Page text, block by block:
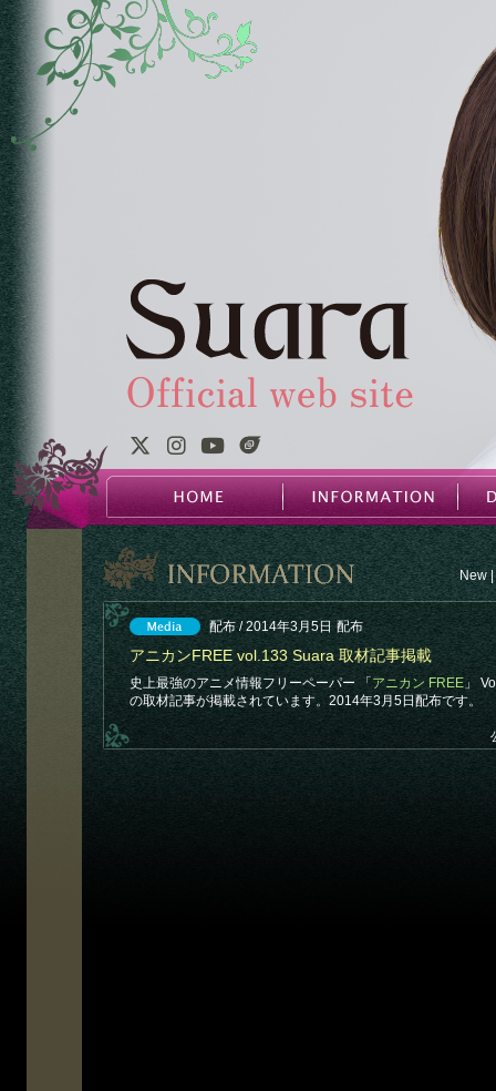
New |
配布 / 2014年3月5日 配布
アニカンFREE vol.133 Suara 取材記事掲載
史上最強のアニメ情報フリーペーパー 「 アニカン FREE 」
の取材記事が掲載されています。2014年3月5日配布です。